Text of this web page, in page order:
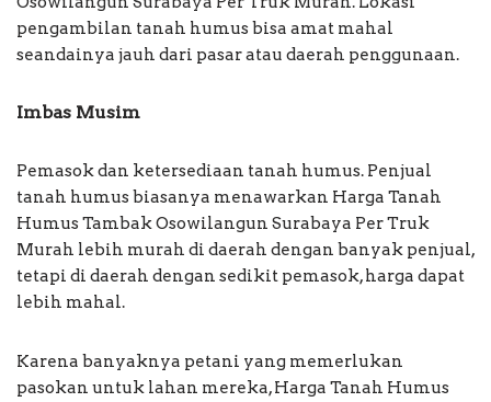
pengambilan tanah humus bisa amat mahal
seandainya jauh dari pasar atau daerah penggunaan.
Imbas Musim
Pemasok dan ketersediaan tanah humus. Penjual
tanah humus biasanya menawarkan Harga Tanah
Humus Tambak Osowilangun Surabaya Per Truk
Murah lebih murah di daerah dengan banyak penjual,
tetapi di daerah dengan sedikit pemasok, harga dapat
lebih mahal.
Karena banyaknya petani yang memerlukan
pasokan untuk lahan mereka, Harga Tanah Humus